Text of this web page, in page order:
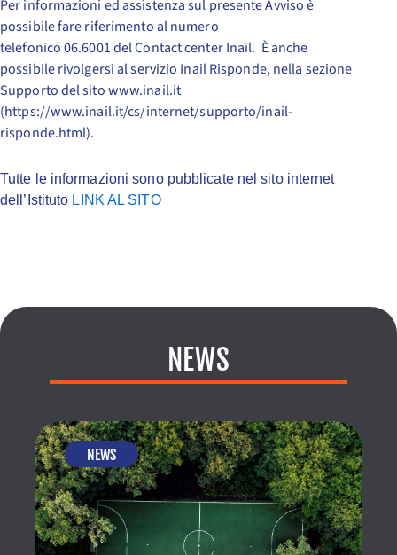
Per informazioni ed assistenza sul presente Avviso è
possibile fare riferimento al numero
telefonico 06.6001 del Contact center Inail. È anche
possibile rivolgersi al servizio Inail Risponde, nella sezione
Supporto del sito www.inail.it
(https://www.inail.it/cs/internet/supporto/inail-
risponde.html).
Tutte le informazioni sono pubblicate nel sito internet
dell’Istituto LINK AL SITO
NEWS
NEWS